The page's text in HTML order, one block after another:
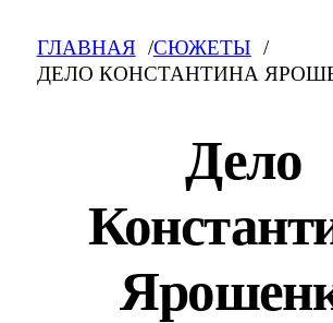
ГЛАВНАЯ
СЮЖЕТЫ
ДЕЛО КОНСТАНТИНА
Дело